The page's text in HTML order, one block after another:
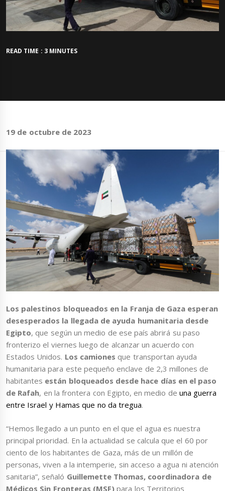
READ TIME : 3 MINUTES
19 de octubre de 2023
Los palestinos bloqueados en la Franja de Gaza esperan
desesperados la llegada de ayuda humanitaria desde
Egipto, que según un medio de ese país abrirá su paso
fronterizo el viernes luego de alcanzar un acuerdo con
Estados Unidos. Los camiones que transportan ayuda
humanitaria para este pequeño enclave de 2,3 millones de
habitantes están bloqueados desde hace días en el paso
de Rafah, en la frontera con Egipto, en medio deuna guerra
entre Israel y Hamas que no da tregua.
“Hemos llegado a un punto en el que el agua es nuestra
principal prioridad. En la actualidad se calcula que el 60 por
ciento de los habitantes de Gaza, más de un millón de
personas, viven a la intemperie, sin acceso a agua ni atención
sanitaria”, señaló Guillemette Thomas, coordinadora de
Médicos Sin Fronteras (MSF)para los Territorios